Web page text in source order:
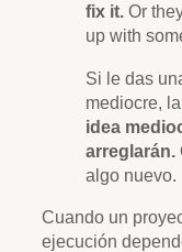
fix it. Or
up with
Si le das
mediocre,
idea
arreglarán.
algo nuevo.
Cuando un
ejecución